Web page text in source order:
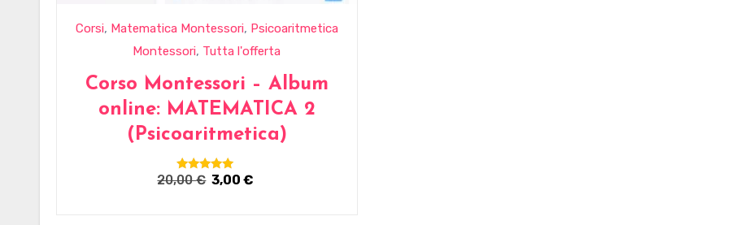
Corsi, Matematica Montessori, Psicoaritmetica
Montessori, Tutta l'offerta
Corso Montessori – Album
online: MATEMATICA 2
(Psicoaritmetica)
Valutato
20,00€ Il3,00€